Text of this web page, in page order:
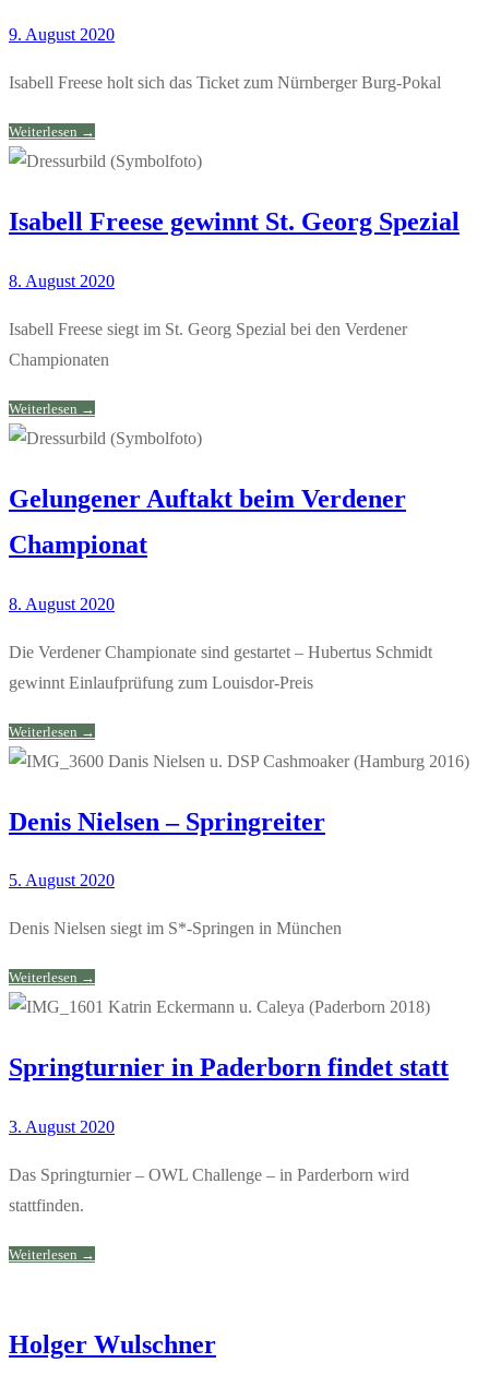
9. August 2020
Isabell Freese holt sich das Ticket zum Nürnberger Burg-Pokal
Weiterlesen →
Isabell Freese gewinnt St. Georg Spezial
8. August 2020
Isabell Freese siegt im St. Georg Spezial bei den Verdener
Championaten
Weiterlesen →
Gelungener Auftakt beim Verdener
Championat
8. August 2020
Die Verdener Championate sind gestartet – Hubertus Schmidt
gewinnt Einlaufprüfung zum Louisdor-Preis
Weiterlesen →
Denis Nielsen – Springreiter
5. August 2020
Denis Nielsen siegt im S*-Springen in München
Weiterlesen →
Springturnier in Paderborn findet statt
3. August 2020
Das Springturnier – OWL Challenge – in Parderborn wird
stattfinden.
Weiterlesen →
Holger Wulschner